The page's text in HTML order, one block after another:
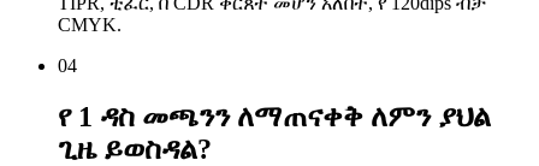
CMYK.
04
የ 1 ዳስ መጫንን ለማጠናቀቅ ለምን ያህል
ጊዜ ይወስዳል?